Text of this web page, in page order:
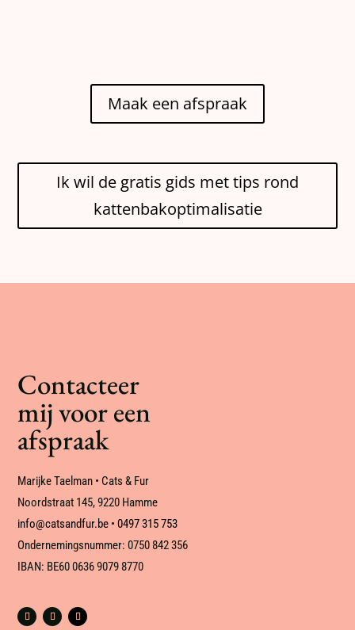
Maak een afspraak
Ik wil de gratis gids met tips rond
kattenbakoptimalisatie
Contacteer
mij voor een
afspraak
Marijke Taelman • Cats & Fur
Noordstraat 145, 9220 Hamme
info@catsandfur.be •0497 315 753
Ondernemingsnummer: 0750 842 356
IBAN: BE60 0636 9079 8770